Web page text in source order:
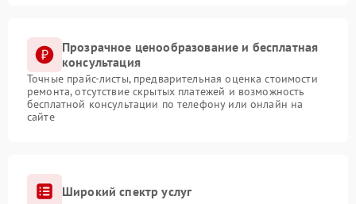
Прозрачное ценообразование и бесплатная
консультация
Точные прайс-листы, предварительная оценка стоимости
ремонта, отсутствие скрытых платежей и возможность
бесплатной консультации по телефону или онлайн на
сайте
Широкий спектр услуг